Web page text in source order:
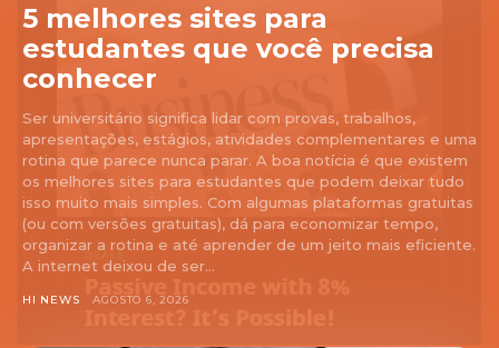
5 melhores sites para
estudantes que você precisa
conhecer
Ser universitário significa lidar com provas, trabalhos,
apresentações, estágios, atividades complementares e uma
rotina que parece nunca parar. A boa notícia é que existem
os melhores sites para estudantes que podem deixar tudo
isso muito mais simples. Com algumas plataformas gratuitas
(ou com versões gratuitas), dá para economizar tempo,
organizar a rotina e até aprender de um jeito mais eficiente.
A internet deixou de ser...
HI NEWS AGOSTO 6, 2026